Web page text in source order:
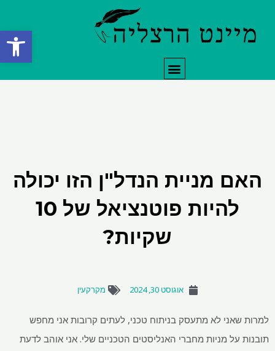
פתח
תפריט
האם מניית הנדל"ן הזו יכולה
להיות פוטנציאל של 10
שקיות?
אוגוסט 30, 2024 מקרקעין
למרות שאני לא מתעסק בניתוח טכני, לעתים קרובות אני מחפש
תובנות על מניות מחברי האנליסטים הטכניים שלי. אני אוהב לדעת